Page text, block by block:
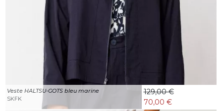
Veste HALTSU-GOTS bleu marine
SKFK
129,00 €
70,00 €